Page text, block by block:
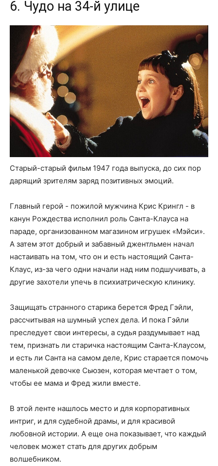
6. Чудо на 34-й улице
Старый-старый фильм 1947 года выпуска, до сих пор
дарящий зрителям заряд позитивных эмоций.
Главный герой - пожилой мужчина Крис Крингл - в
канун Рождества исполнил роль Санта-Клауса на
параде, организованном магазином игрушек «Мэйси».
А затем этот добрый и забавный джентльмен начал
настаивать на том, что он и есть настоящий Санта-
Клаус, из-за чего одни начали над ним подшучивать, а
другие захотели упечь в психиатрическую клинику.
Защищать странного старика берется Фред Гэйли,
рассчитывая на шумный успех дела. И пока Гэйли
преследует свои интересы, а судья раздумывает над
тем, признать ли старичка настоящим Санта-Клаусом,
и есть ли Санта на самом деле, Крис старается помочь
маленькой девочке Сьюзен, которая мечтает о том,
чтобы ее мама и Фред жили вместе.
В этой ленте нашлось место и для корпоративных
интриг, и для судебной драмы, и для красивой
любовной истории. А еще она показывает, что каждый
человек может стать для других добрым
волшебником.